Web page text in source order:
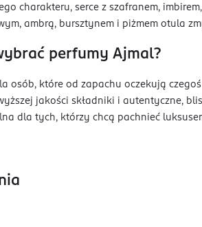
charakteru, serce z szafranem,
ambrą, bursztynem i piżmem otula
perfumy Ajmal?
osób, które od zapachu oczekują
jakości składniki i autentyczne,
dla tych, którzy chcą pachnieć